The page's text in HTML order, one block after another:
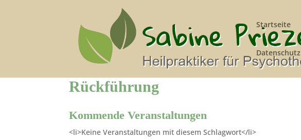
Startseite
Datenschutz
Rückführung
Kommende Veranstaltungen
<li>Keine Veranstaltungen mit diesem Schlagwort</li>